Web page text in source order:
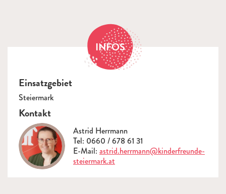
INFOS
Einsatzgebiet
Steiermark
Kontakt
Astrid Herrmann
Tel: 0660 / 678 61 31
E-Mail: astrid.herrmann@kinderfreunde-
steiermark.at